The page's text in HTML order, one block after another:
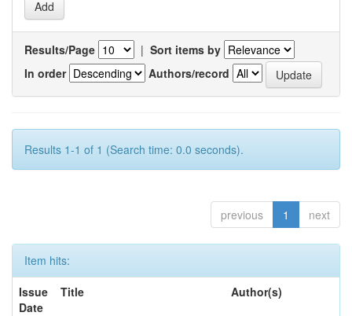
Results/Page | Sort items by
In order
Authors/record
Results 1-1 of 1 (Search time: 0.0 seconds).
previous 1 next
Item hits:
Issue
Date
Title Author(s)